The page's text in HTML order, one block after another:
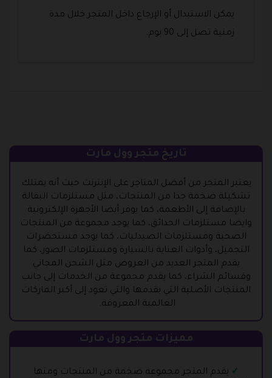
يمكن الاستبدال أو الإرجاع داخل المتجر خلال مدة
زمنية تصل إلى 90 يوم.
تاريخ متجر وول مارت
يعتبر المتجر من أفضل المتاجر على الإنترنت حيث أنه يمتلك
تشكيلة ضخمة جدا من المنتجات، مثل مستلزمات البقالة
بالإضافة إلى الأطعمة، كما يوفر أيضا الأجهزة الإلكترونية
وايضا مستلزمات الحدائق، كما يوجد مجموعة من المنتجات
الصحية ومستلزمات الصيدليات، كما يوجد مستحضرات
التجميل، وأدوات العناية بالسيارة ومستلزمات الصور، كما
يقدم المتجر العديد من العروض مثل الشحن المجاني
وقسائم الشراء، كما يقدم مجموعة من الخدمات إلى جانب
المنتجات الأصلية التي يقدمها والتي تعود إلى أكبر الماركات
العالمية المعروفة.
مميزات متجر وول مارت
يقدم المتجر مجموعة ضخمة من المنتجات ومنها